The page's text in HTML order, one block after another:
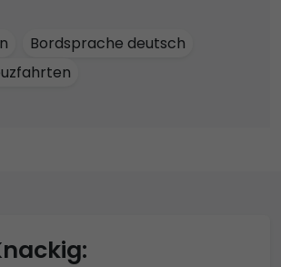
Bordsprache deutsch